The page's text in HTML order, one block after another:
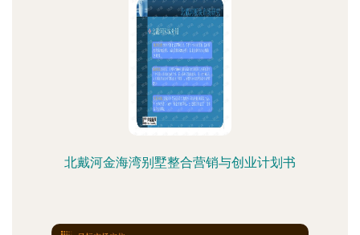
北戴河金海湾别墅整合营销与创业计划书